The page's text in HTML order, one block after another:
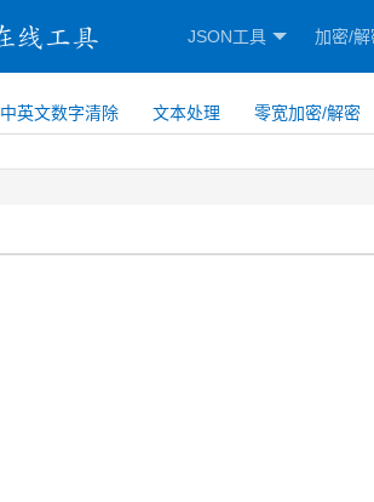
JSON工具 加密/解
中英文数字清除 文本处理 零宽加密/解密